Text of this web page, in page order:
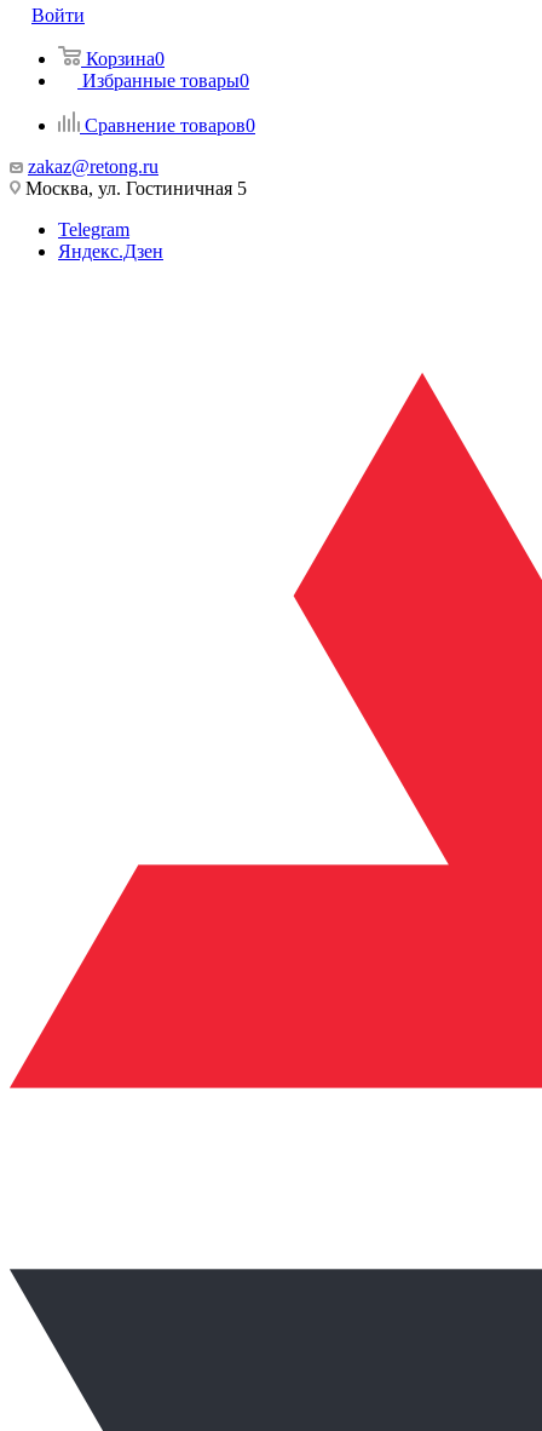
Войти
Корзина0
Избранные товары0
Сравнение товаров0
zakaz@retong.ru
Москва, ул. Гостиничная 5
Telegram
Яндекс.Дзен